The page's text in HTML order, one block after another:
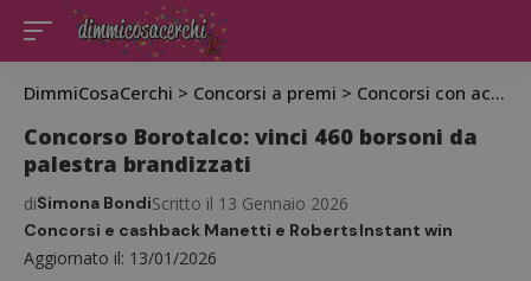
DimmiCosaCerchi > Concorsi a premi > Concorsi con acquisto
Concorso Borotalco: vinci 460 borsoni da
palestra brandizzati
Aggiornato il: 13/01/2026
diSimona BondiScritto il 13 Gennaio 2026
Concorsi e cashback Manetti e RobertsInstant win